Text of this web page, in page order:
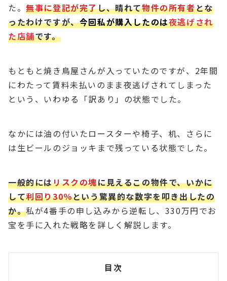
た。無事に登記が完了し、晴れて物件の所有者とな
ったわけですが、今回私が購入したのは夜逃げされ
た店舗です。
もともと焼き鳥屋さんが入っていたのですが、2年間
にわたって賃料未払いのまま夜逃げされてしまった
という、いわゆる「訳あり」の状態でした。
なかには油の付いたロースターや椅子、机、さらに
は生ビールのジョッキまで残っている状態でした。
一般的にはリスクの塊に見えるこの物件で、いかに
して利回り30％という驚異的な数字を叩き出したの
か。私が4番手の申し込みから逆転し、330万円でお
宝を手に入れた戦略を詳しく解説します。
目次